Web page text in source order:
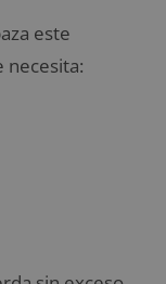
este
necesita: